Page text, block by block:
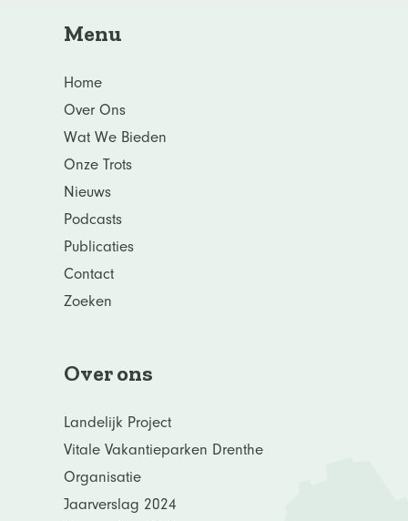
Menu
Home
Over Ons
Wat We Bieden
Onze Trots
Nieuws
Podcasts
Publicaties
Contact
Zoeken
Over ons
Landelijk Project
Vitale Vakantieparken Drenthe
Organisatie
Jaarverslag 2024